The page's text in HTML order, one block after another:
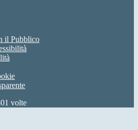
il Pubblico
volte